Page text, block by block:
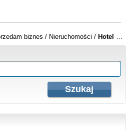
biznes / Nieruchomości / Hotel Poznań Lotnisko na sprzedaż 5mln zł działający biznes